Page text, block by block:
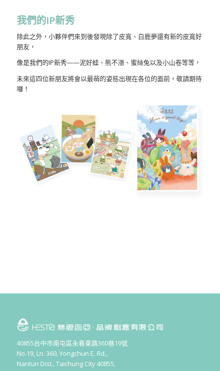
我們的IP新秀
除此之外，小夥伴們來到後發現除了皮寬、白鹿夢還有新的皮寬好
朋友，
像是我們的IP新秀——泥好蛙、熊不漲、蜜絲兔以及小山卷等等，
未來這四位新朋友將會以最萌的姿態出現在各位的面前，敬請期待
囉！
40855台中市南屯區永春東路360巷19號
No.19, Ln. 360, Yongchun E. Rd.,
Nantun Dist., Taichung City 40855,